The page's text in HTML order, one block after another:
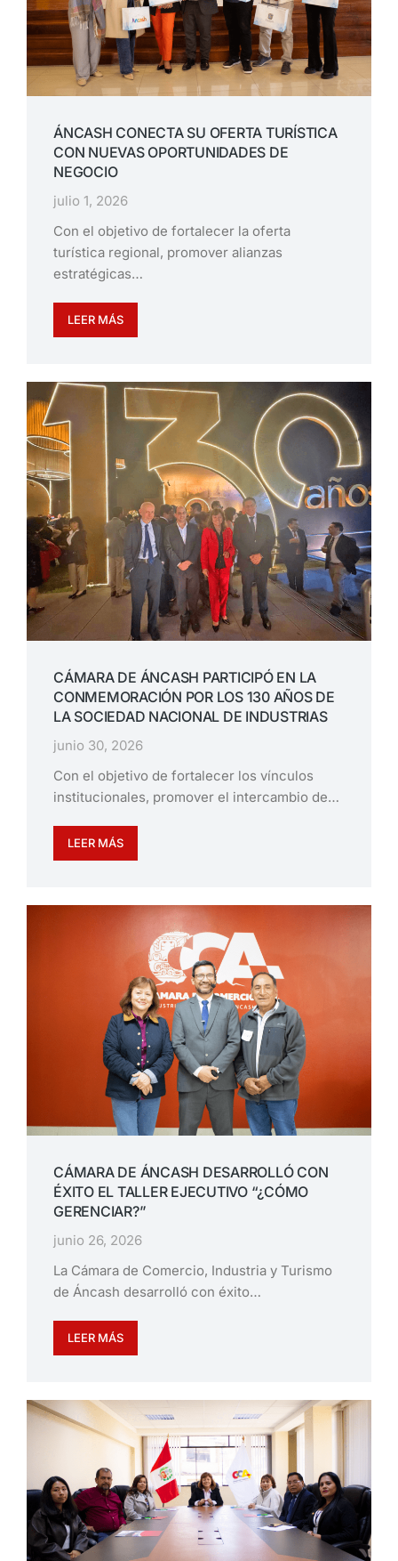
ÁNCASH CONECTA SU OFERTA TURÍSTICA
CON NUEVAS OPORTUNIDADES DE
NEGOCIO
julio 1, 2026
Con el objetivo de fortalecer la oferta
turística regional, promover alianzas
estratégicas…
LEER MÁS
CÁMARA DE ÁNCASH PARTICIPÓ EN LA
CONMEMORACIÓN POR LOS 130 AÑOS DE
LA SOCIEDAD NACIONAL DE INDUSTRIAS
junio 30, 2026
Con el objetivo de fortalecer los vínculos
institucionales, promover el intercambio de…
LEER MÁS
CÁMARA DE ÁNCASH DESARROLLÓ CON
ÉXITO EL TALLER EJECUTIVO “¿CÓMO
GERENCIAR?”
junio 26, 2026
La Cámara de Comercio, Industria y Turismo
de Áncash desarrolló con éxito…
LEER MÁS